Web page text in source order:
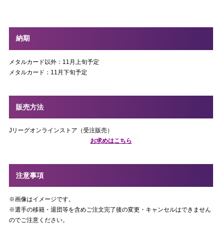
納期
メタルカード以外：11月上旬予定
メタルカード：11月下旬予定
販売方法
Jリーグオンラインストア（受注販売）
お求めはこちら
注意事項
※画像はイメージです。
※選手の移籍・退団等を含めご注文完了後の変更・キャンセルはできません
のでご注意ください。